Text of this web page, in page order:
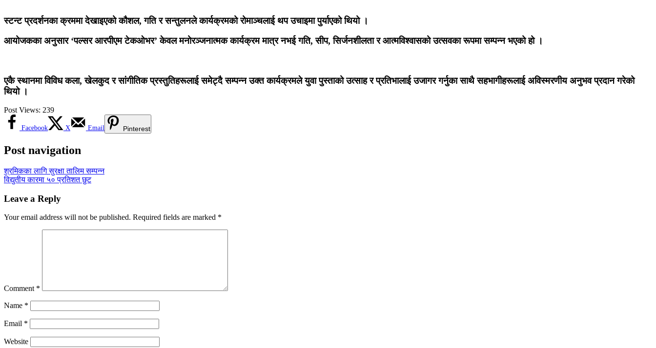
स्टन्ट प्रदर्शनका क्रममा देखाइएको कौशल, गति र सन्तुलनले कार्यक्रमको रोमाञ्चलाई थप उचाइमा पुर्याएको थियो ।
आयोजकका अनुसार ‘पल्सर आरपीएम टेकओभर’ केवल मनोरञ्जनात्मक कार्यक्रम मात्र नभई गति, सीप, सिर्जनशीलता र आत्मविश्वासको उत्सवका रूपमा सम्पन्न भएको हो ।
एकै स्थानमा विविध कला, खेलकुद र सांगीतिक प्रस्तुतिहरूलाई समेट्दै सम्पन्न उक्त कार्यक्रमले युवा पुस्ताको उत्साह र प्रतिभालाई उजागर गर्नुका साथै सहभागीहरूलाई अविस्मरणीय अनुभव प्रदान गरेको
थियो ।
Post Views: 239
Facebook X Email Pinterest
Post navigation
श्रमिकका लागि सुरक्षा तालिम सम्पन्न
विद्युतीय कारमा ५० प्रतिशत छुट
Leave a Reply
Your email address will not be published. Required fields are marked *
Comment *
Name *
Email *
Website